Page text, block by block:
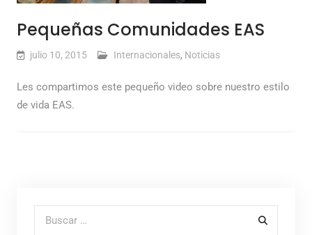
Pequeñas Comunidades EAS
julio 10, 2015 Internacionales, Noticias
Les compartimos este pequeño video sobre nuestro estilo
de vida EAS.
Buscar por: